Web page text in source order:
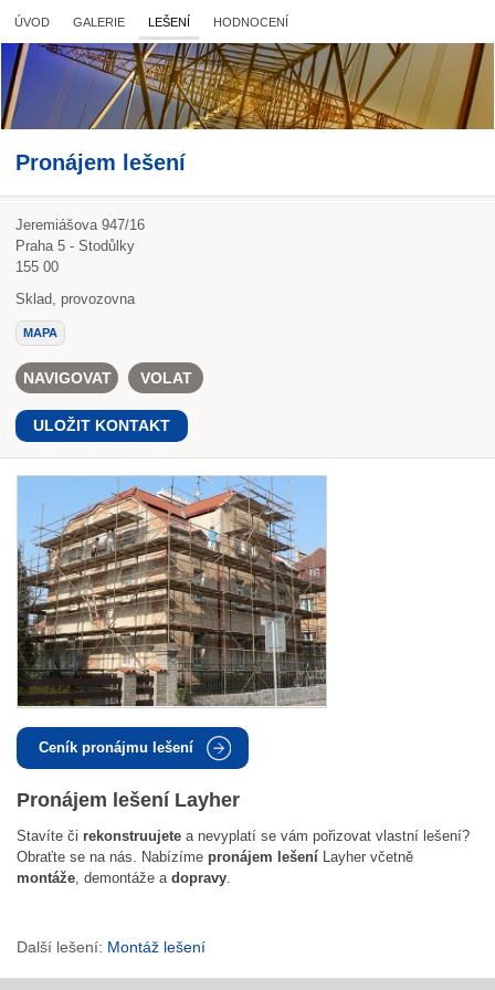
ÚVOD GALERIE LEŠENÍ HODNOCENÍ
Pronájem lešení
Jeremiášova 947/16
Praha 5 - Stodůlky
155 00
Sklad, provozovna
MAPA
NAVIGOVAT VOLAT
ULOŽIT KONTAKT
Ceník pronájmu lešení
Pronájem lešení Layher
Stavíte či rekonstruujete a nevyplatí se vám pořizovat vlastní lešení?
Obraťte se na nás. Nabízíme pronájem lešení Layher včetně
montáže, demontáže adopravy.
Další lešení: Montáž lešení